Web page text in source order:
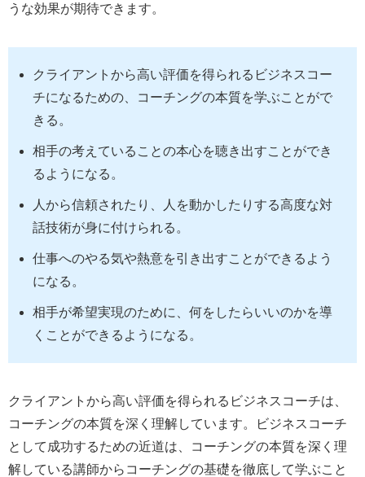
うな効果が期待できます。
クライアントから高い評価を得られるビジネスコー
チになるための、コーチングの本質を学ぶことがで
きる。
相手の考えていることの本心を聴き出すことができ
るようになる。
人から信頼されたり、人を動かしたりする高度な対
話技術が身に付けられる。
仕事へのやる気や熱意を引き出すことができるよう
になる。
相手が希望実現のために、何をしたらいいのかを導
くことができるようになる。
クライアントから高い評価を得られるビジネスコーチは、
コーチングの本質を深く理解しています。ビジネスコーチ
として成功するための近道は、コーチングの本質を深く理
解している講師からコーチングの基礎を徹底して学ぶこと